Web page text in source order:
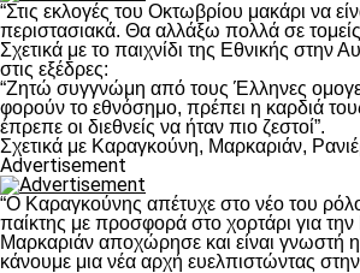
“Στις εκλογές του Οκτωβρίου μακάρι να
περιστασιακά. Θα αλλάξω πολλά σε
Σχετικά με το παιχνίδι της Εθνικής
στις εξέδρες:
“Ζητώ συγγνώμη από τους Έλληνες
φορούν το εθνόσημο, πρέπει η καρδιά
έπρεπε οι διεθνείς να ήταν πιο ζεστοί”.
Σχετικά με Καραγκούνη, Μαρκαριάν,
Advertisement
“Ο Καραγκούνης απέτυχε στο νέο του
παίκτης με προσφορά στο χορτάρι για
Μαρκαριάν αποχώρησε και είναι
κάνουμε μια νέα αρχή ευελπιστώντας